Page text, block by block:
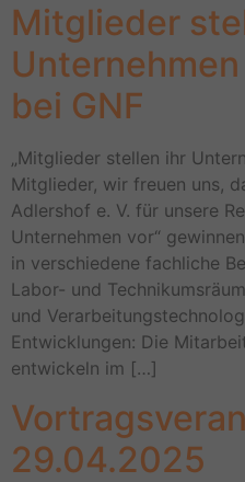
Mitglieder
bei GNF
„Mitglieder stellen ihr
Mitglieder, wir freuen uns,
Adlershof e. V. für unsere
Unternehmen vor“
in verschiedene fachliche
Labor- und
und
Entwicklungen: Die
entwickeln im […]
29.04.2025